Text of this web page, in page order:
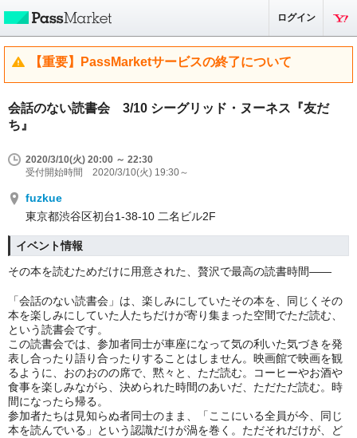
ログイン
【重要】PassMarketサービスの終了について
会話のない読書会 3/10 シーグリッド・ヌーネス『友だ
ち』
2020/3/10(火) 20:00 ～ 22:30
受付開始時間 2020/3/10(火) 19:30～
fuzkue
東京都渋谷区初台1-38-10 二名ビル2F
イベント情報
その本を読むためだけに用意された、贅沢で最高の読書時間——
「会話のない読書会」は、楽しみにしていたその本を、同じくその
本を楽しみにしていた人たちだけが寄り集まった空間でただ読む、
という読書会です。
この読書会では、参加者同士が車座になって気の利いた気づきを発
表し合ったり語り合ったりすることはしません。映画館で映画を観
るように、おのおのの席で、黙々と、ただ読む。コーヒーやお酒や
食事を楽しみながら、決められた時間のあいだ、ただただ読む。時
間になったら帰る。
参加者たちは見知らぬ者同士のまま、「ここにいる全員が今、同じ
本を読んでいる」という認識だけが渦を巻く。ただそれだけが、ど